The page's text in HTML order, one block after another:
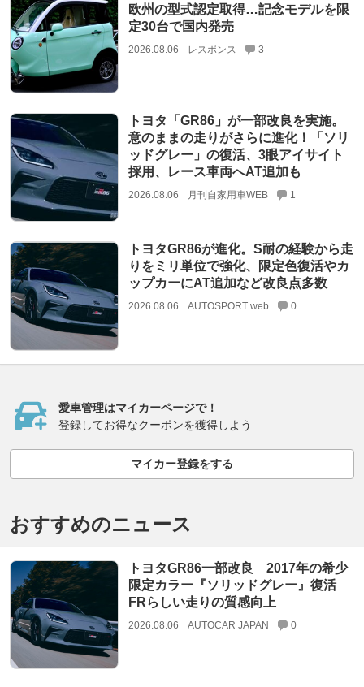
欧州の型式認定取得…記念モデルを限
定30台で国内発売
2026.08.06 レスポンス 3
トヨタ「GR86」が一部改良を実施。
意のままの走りがさらに進化！「ソリ
ッドグレー」の復活、3眼アイサイト
採用、レース車両へAT追加も
2026.08.06 月刊自家用車WEB 1
トヨタGR86が進化。S耐の経験から走
りをミリ単位で強化、限定色復活やカ
ップカーにAT追加など改良点多数
2026.08.06 AUTOSPORT web 0
愛車管理はマイカーページで！
登録してお得なクーポンを獲得しよう
マイカー登録をする
おすすめのニュース
トヨタGR86一部改良 2017年の希少
限定カラー『ソリッドグレー』復活
FRらしい走りの質感向上
2026.08.06 AUTOCAR JAPAN 0